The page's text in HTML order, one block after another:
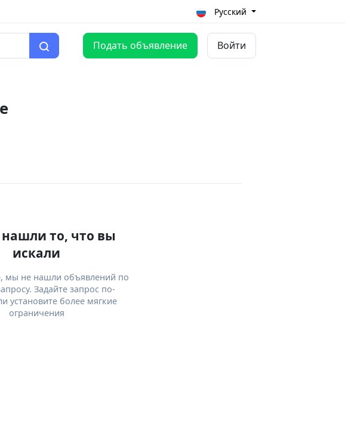
Русский
Подать объявление Войти
то, что вы
искали
мы не нашли объявлений по
Задайте запрос по-
установите более мягкие
ограничения